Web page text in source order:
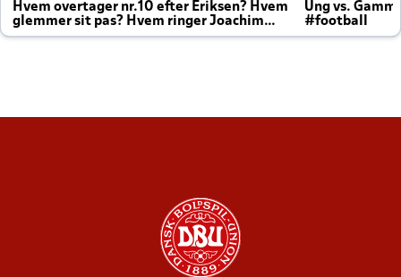
Hvem overtager nr.10 efter Eriksen? Hvem
glemmer sit pas? Hvem ringer Joachim
altid til efter kampe?
Ung vs.
#football